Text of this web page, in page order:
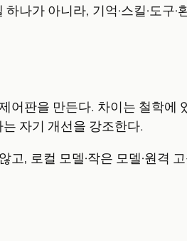
가 아니라, 기억·스킬·도구·
어판을 만든다. 차이는 철학에
자기 개선을 강조한다.
, 로컬 모델·작은 모델·원격